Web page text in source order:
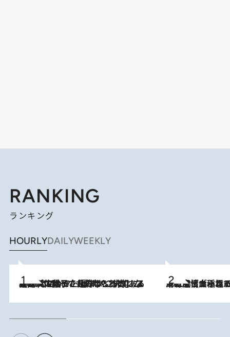
RANKING
ランキング
HOURLYDAILYWEEKLY
2026.8.5
【阿川佐和子さんの年とる力】なぜ70代で始めた趣味は“こんなに楽しい”のか？ ピアノ、俳句…スランプに陥っても続けられる“ある秘訣”とは 2026.8.5
下町風情あふれる台北屈指の人気エリア・大稲埕でセンスのいい台湾土産《ヴ